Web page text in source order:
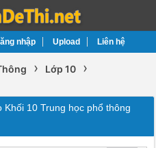
nhập Upload Liên hệ
› Lớp 10 ›
10 Trung học phổ thông